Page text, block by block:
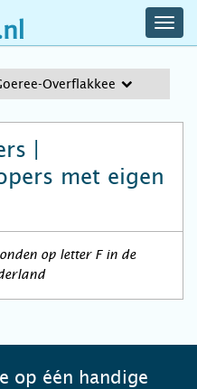
Overflakkee
|
met eigen
op letter F in de
op één handige